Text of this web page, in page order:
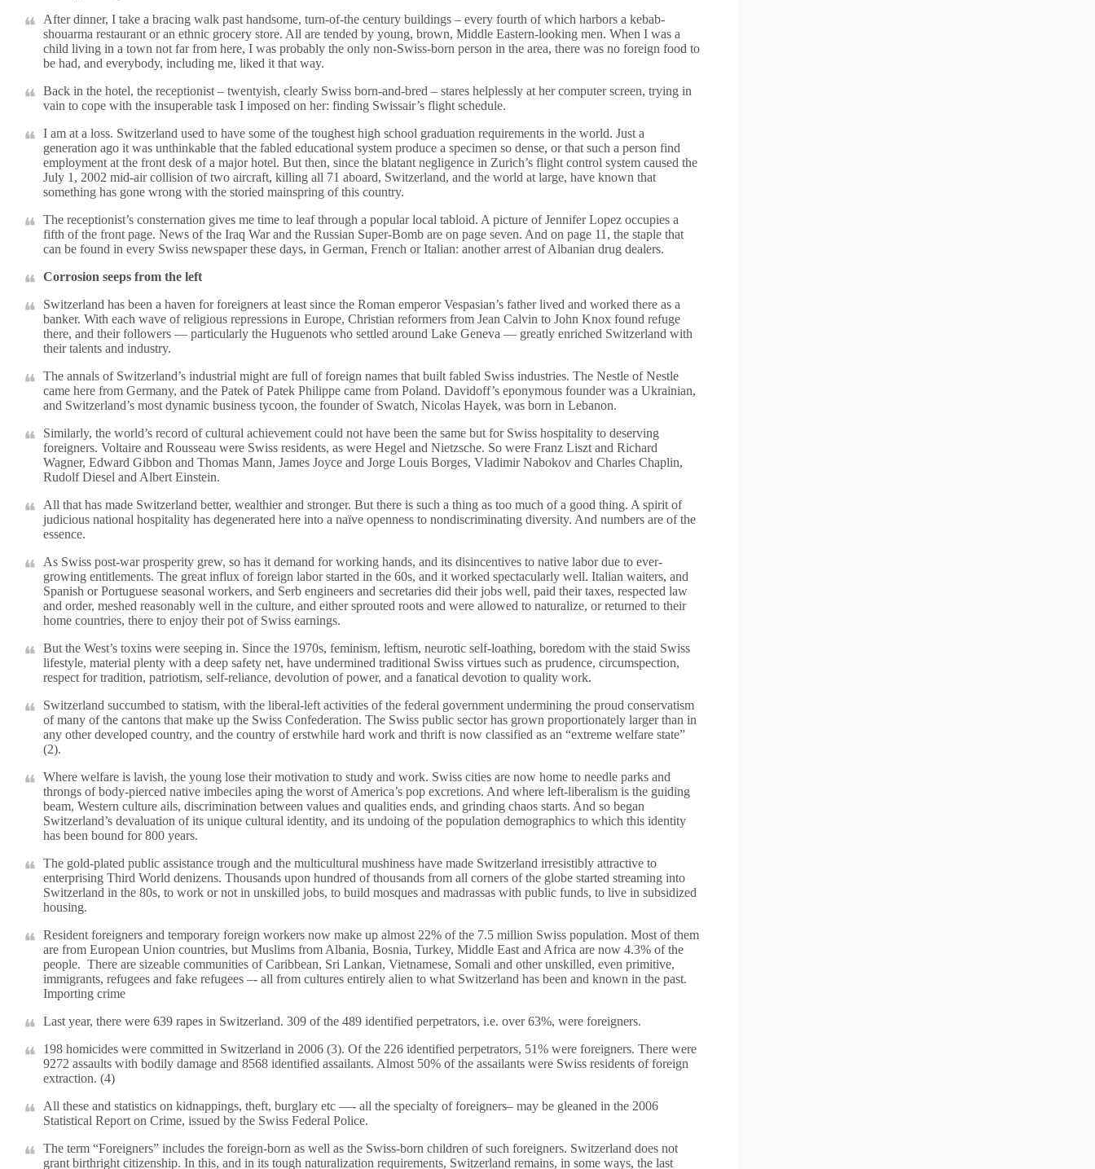
After dinner, I take a bracing walk past handsome, turn-of-the century buildings – every fourth of which harbors a kebab-
shouarma restaurant or an ethnic grocery store. All are tended by young, brown, Middle Eastern-looking men. When I was a
child living in a town not far from here, I was probably the only non-Swiss-born person in the area, there was no foreign food to
be had, and everybody, including me, liked it that way.
Back in the hotel, the receptionist – twentyish, clearly Swiss born-and-bred – stares helplessly at her computer screen, trying in
vain to cope with the insuperable task I imposed on her: finding Swissair’s flight schedule.
I am at a loss. Switzerland used to have some of the toughest high school graduation requirements in the world. Just a
generation ago it was unthinkable that the fabled educational system produce a specimen so dense, or that such a person find
employment at the front desk of a major hotel. But then, since the blatant negligence in Zurich’s flight control system caused the
July 1, 2002 mid-air collision of two aircraft, killing all 71 aboard, Switzerland, and the world at large, have known that
something has gone wrong with the storied mainspring of this country.
The receptionist’s consternation gives me time to leaf through a popular local tabloid. A picture of Jennifer Lopez occupies a
fifth of the front page. News of the Iraq War and the Russian Super-Bomb are on page seven. And on page 11, the staple that
can be found in every Swiss newspaper these days, in German, French or Italian: another arrest of Albanian drug dealers.
Corrosion seeps from the left
Switzerland has been a haven for foreigners at least since the Roman emperor Vespasian’s father lived and worked there as a
banker. With each wave of religious repressions in Europe, Christian reformers from Jean Calvin to John Knox found refuge
there, and their followers — particularly the Huguenots who settled around Lake Geneva — greatly enriched Switzerland with
their talents and industry.
The annals of Switzerland’s industrial might are full of foreign names that built fabled Swiss industries. The Nestle of Nestle
came here from Germany, and the Patek of Patek Philippe came from Poland. Davidoff’s eponymous founder was a Ukrainian,
and Switzerland’s most dynamic business tycoon, the founder of Swatch, Nicolas Hayek, was born in Lebanon.
Similarly, the world’s record of cultural achievement could not have been the same but for Swiss hospitality to deserving
foreigners. Voltaire and Rousseau were Swiss residents, as were Hegel and Nietzsche. So were Franz Liszt and Richard
Wagner, Edward Gibbon and Thomas Mann, James Joyce and Jorge Louis Borges, Vladimir Nabokov and Charles Chaplin,
Rudolf Diesel and Albert Einstein.
All that has made Switzerland better, wealthier and stronger. But there is such a thing as too much of a good thing. A spirit of
judicious national hospitality has degenerated here into a naïve openness to nondiscriminating diversity. And numbers are of the
essence.
As Swiss post-war prosperity grew, so has it demand for working hands, and its disincentives to native labor due to ever-
growing entitlements. The great influx of foreign labor started in the 60s, and it worked spectacularly well. Italian waiters, and
Spanish or Portuguese seasonal workers, and Serb engineers and secretaries did their jobs well, paid their taxes, respected law
and order, meshed reasonably well in the culture, and either sprouted roots and were allowed to naturalize, or returned to their
home countries, there to enjoy their pot of Swiss earnings.
But the West’s toxins were seeping in. Since the 1970s, feminism, leftism, neurotic self-loathing, boredom with the staid Swiss
lifestyle, material plenty with a deep safety net, have undermined traditional Swiss virtues such as prudence, circumspection,
respect for tradition, patriotism, self-reliance, devolution of power, and a fanatical devotion to quality work.
Switzerland succumbed to statism, with the liberal-left activities of the federal government undermining the proud conservatism
of many of the cantons that make up the Swiss Confederation. The Swiss public sector has grown proportionately larger than in
any other developed country, and the country of erstwhile hard work and thrift is now classified as an “extreme welfare state”
(2).
Where welfare is lavish, the young lose their motivation to study and work. Swiss cities are now home to needle parks and
throngs of body-pierced native imbeciles aping the worst of America’s pop excretions. And where left-liberalism is the guiding
beam, Western culture ails, discrimination between values and qualities ends, and grinding chaos starts. And so began
Switzerland’s devaluation of its unique cultural identity, and its undoing of the population demographics to which this identity
has been bound for 800 years.
The gold-plated public assistance trough and the multicultural mushiness have made Switzerland irresistibly attractive to
enterprising Third World denizens. Thousands upon hundred of thousands from all corners of the globe started streaming into
Switzerland in the 80s, to work or not in unskilled jobs, to build mosques and madrassas with public funds, to live in subsidized
housing.
Resident foreigners and temporary foreign workers now make up almost 22% of the 7.5 million Swiss population. Most of them
are from European Union countries, but Muslims from Albania, Bosnia, Turkey, Middle East and Africa are now 4.3% of the
people. There are sizeable communities of Caribbean, Sri Lankan, Vietnamese, Somali and other unskilled, even primitive,
immigrants, refugees and fake refugees –- all from cultures entirely alien to what Switzerland has been and known in the past.
Importing crime
Last year, there were 639 rapes in Switzerland. 309 of the 489 identified perpetrators, i.e. over 63%, were foreigners.
198 homicides were committed in Switzerland in 2006 (3). Of the 226 identified perpetrators, 51% were foreigners. There were
9272 assaults with bodily damage and 8568 identified assailants. Almost 50% of the assailants were Swiss residents of foreign
extraction. (4)
All these and statistics on kidnappings, theft, burglary etc —- all the specialty of foreigners– may be gleaned in the 2006
Statistical Report on Crime, issued by the Swiss Federal Police.
The term “Foreigners” includes the foreign-born as well as the Swiss-born children of such foreigners. Switzerland does not
grant birthright citizenship. In this, and in its tough naturalization requirements, Switzerland remains, in some ways, the last